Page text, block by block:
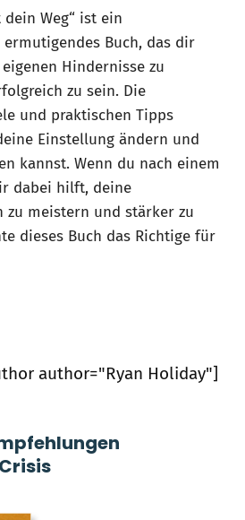
Weg“ ist ein
Buch, das dir
Hindernisse zu
zu sein. Die
und praktischen Tipps
Einstellung ändern und
kannst. Wenn du nach einem
dabei hilft, deine
zu meistern und stärker zu
dieses Buch das Richtige für
author="Ryan Holiday"]